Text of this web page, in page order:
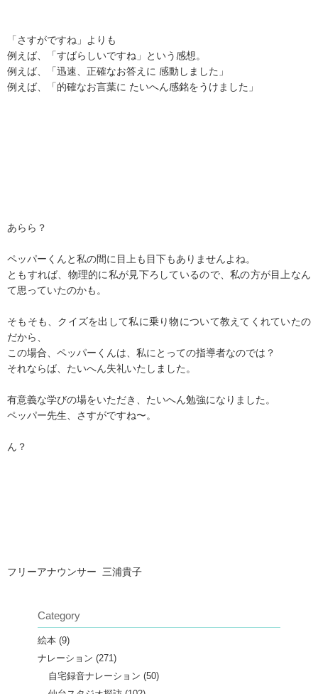
「さすがですね」よりも
例えば、「すばらしいですね」という感想。
例えば、「迅速、正確なお答えに 感動しました」
例えば、「的確なお言葉に たいへん感銘をうけました」
あらら？
ペッパーくんと私の間に目上も目下もありませんよね。
ともすれば、物理的に私が見下ろしているので、私の方が目上なん
て思っていたのかも。
そもそも、クイズを出して私に乗り物について教えてくれていたの
だから、
この場合、ペッパーくんは、私にとっての指導者なのでは？
それならば、たいへん失礼いたしました。
有意義な学びの場をいただき、たいへん勉強になりました。
ペッパー先生、さすがですね〜。
ん？
フリーアナウンサー 三浦貴子
Category
絵本(9)
ナレーション (271)
自宅録音ナレーション (50)